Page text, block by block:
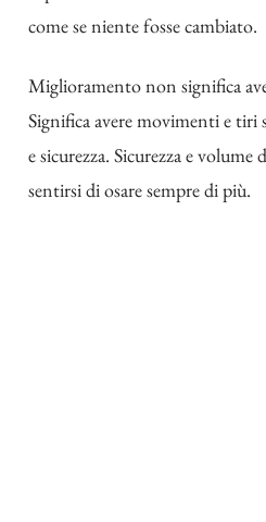
come se niente fosse cambiato.
Miglioramento non significa
Significa avere movimenti e tiri
e sicurezza. Sicurezza e volume
sentirsi di osare sempre di più.